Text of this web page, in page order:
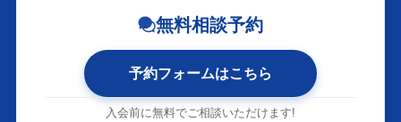
無料相談予約
予約フォームはこちら
入会前に無料でご相談いただけます!